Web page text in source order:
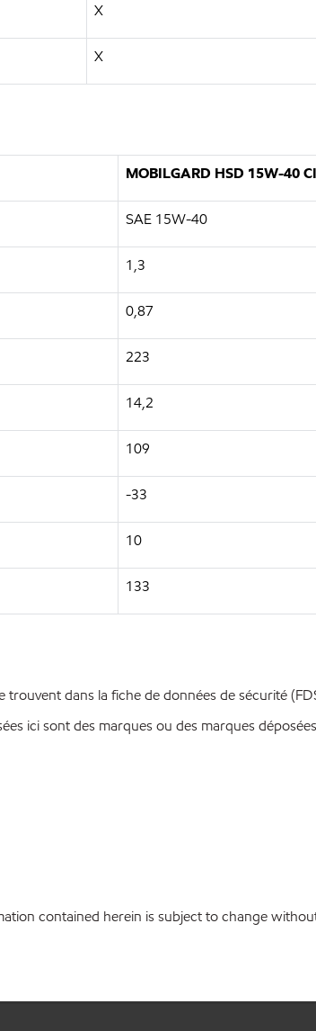
X
X
MOBILGARD HSD 15W-40
SAE 15W-40
1,3
0,87
223
14,2
109
-33
10
133
dans la fiche de données de sécurité
ici sont des marques ou des marques
contained herein is subject to change